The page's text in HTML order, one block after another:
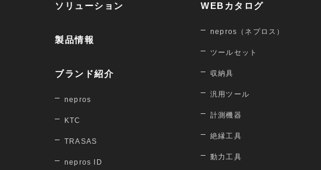
ソリューション
製品情報
ブランド紹介
nepros
KTC
TRASAS
nepros ID
WEBカタログ
nepros（ネプロス）
ツールセット
収納具
汎用ツール
計測機器
絶縁工具
動力工具